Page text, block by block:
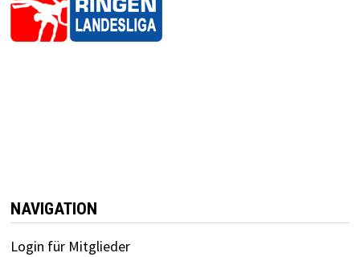
NAVIGATION
Login für Mitglieder